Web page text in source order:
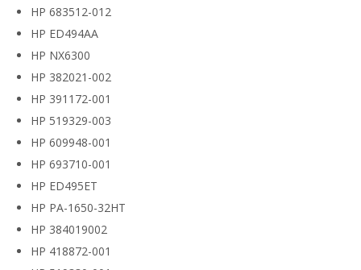
HP 683512-012
HP ED494AA
HP NX6300
HP 382021-002
HP 391172-001
HP 519329-003
HP 609948-001
HP 693710-001
HP ED495ET
HP PA-1650-32HT
HP 384019002
HP 418872-001